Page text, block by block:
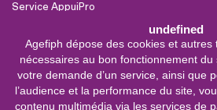
undefined
Agefiph dépose des cookies et autres
nécessaires au bon fonctionnement
votre demande d’un service, ainsi que
l’audience et la performance du site,
contenu multimédia via les services de
Service AppuiPro
Nous suivre
Youtube
Linkedin